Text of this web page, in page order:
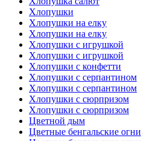
Хлопушки
Хлопушки на елку
Хлопушки на елку
Хлопушки с игрушкой
Хлопушки с игрушкой
Хлопушки с конфетти
Хлопушки с серпантином
Хлопушки с серпантином
Хлопушки с сюрпризом
Хлопушки с сюрпризом
Цветной дым
Цветные бенгальские огни